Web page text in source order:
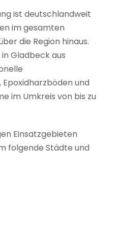
ist deutschlandweit
im gesamten
die Region hinaus.
Gladbeck aus
und
im Umkreis von bis zu
Einsatzgebieten
folgende Städte und